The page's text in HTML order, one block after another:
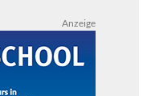
Anzeige